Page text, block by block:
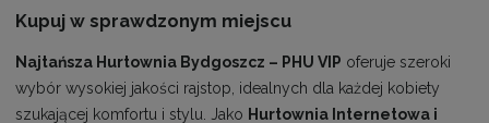
Kupuj w sprawdzonym miejscu
Najtańsza Hurtownia Bydgoszcz – PHU VIP oferuje szeroki
wybór wysokiej jakości rajstop, idealnych dla każdej kobiety
szukającej komfortu i stylu. Jako Hurtownia Internetowa i